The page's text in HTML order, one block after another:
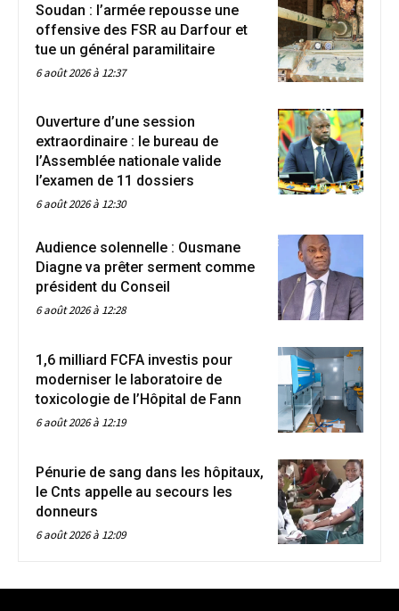
Soudan : l’armée repousse une
offensive des FSR au Darfour et
tue un général paramilitaire
6 août 2026 à 12:37
Ouverture d’une session
extraordinaire : le bureau de
l’Assemblée nationale valide
l’examen de 11 dossiers
6 août 2026 à 12:30
Audience solennelle : Ousmane
Diagne va prêter serment comme
président du Conseil
6 août 2026 à 12:28
1,6 milliard FCFA investis pour
moderniser le laboratoire de
toxicologie de l’Hôpital de Fann
6 août 2026 à 12:19
Pénurie de sang dans les hôpitaux,
le Cnts appelle au secours les
donneurs
6 août 2026 à 12:09